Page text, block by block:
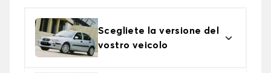
Scegliete la versione del
vostro veicolo